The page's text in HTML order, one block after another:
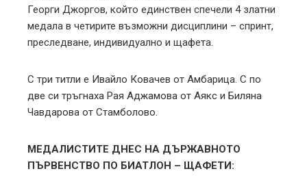
Георги Джоргов, който единствен спечели 4 златни
медала в четирите възможни дисциплини – спринт,
преследване, индивидуално и щафета.
С три титли е Ивайло Ковачев от Амбарица. С по
две си тръгнаха Рая Аджамова от Аякс и Биляна
Чавдарова от Стамболово.
МЕДАЛИСТИТЕ ДНЕС НА ДЪРЖАВНОТО
ПЪРВЕНСТВО ПО БИАТЛОН – ЩАФЕТИ: